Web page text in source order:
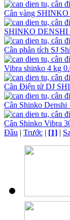
Cân vàng SHINKO
SHINKO DENSHI
Cân phân tích SJ
Vibra shinko 4 kg
Cân Điện tử DJ
Cân Shinko Denshi
Cân Shinko Vibra
Đầu | Trước | [1] |